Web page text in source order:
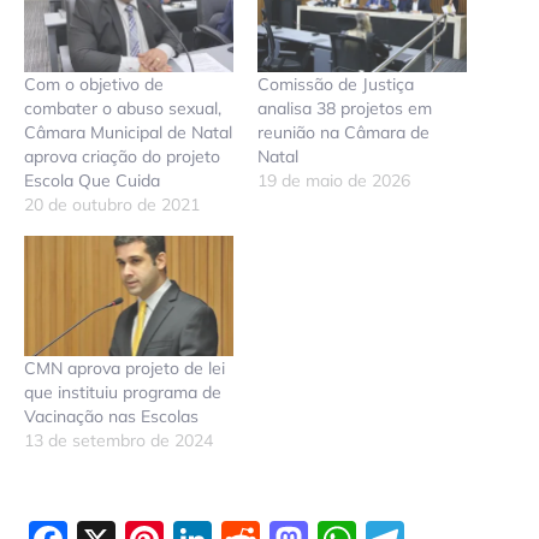
Com o objetivo de
combater o abuso sexual,
Câmara Municipal de Natal
aprova criação do projeto
Escola Que Cuida
20 de outubro de 2021
Comissão de Justiça
analisa 38 projetos em
reunião na Câmara de
Natal
19 de maio de 2026
CMN aprova projeto de lei
que instituiu programa de
Vacinação nas Escolas
13 de setembro de 2024